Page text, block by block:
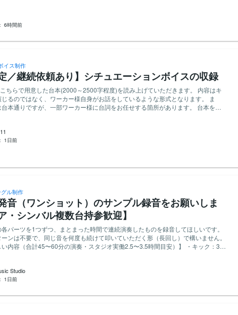
平坦すぎない自然な抑揚を希望します） - 録音環境: 静かな環境で、ノイ
はそれに準ずる高音質形式。
録
）に独占的・永続的・全世界を対象とした取消不能の利用許諾（改変・配
を含む）をお願いします。著作権の譲渡ではありません - 用途: 語学学習教材
動画・音声・配信プラットフォーム等、形式・地域・期間の制限なし）。商用利用
容は事前にご確認いただけます） - ご希望があればクレジット（お名前
- お見積もり金額と納期 - ナレーション・
す） 学習者が「全部聞き取れた」と感じられる、丁寧な朗
6時間前
イス制作
／継続依頼あり】シチュエーションボイスの収録
るのではなく、ワーカー様自身がお話をしているような形式となります。 ま
本通りですが、一部ワーカー様に台詞をお任せする箇所があります。 台本を読
や音楽など、声を使った活動をしている方 ・コンデンサーマイク等の音
材をお持ちの方(PC内臓マイクやピンマイク、スマホの録音機能はNG) 【 応募
1日前
ル制作
音（ワンショット）のサンプル録音をお願いしま
・シンバル複数台持参歓迎】
各パーツを1つずつ、まとまった時間で連続演奏したものを録音してほしいです。
ンは不要で、同じ音を何度も続けて叩いていただく形（長回し）で構いません。
内容（合計45〜60分の演奏・スタジオ実働2.5〜3.5時間目安）】 ・キック：3本
のまで） ・クラッシュ：3本（複数枚を使い分け） ・ライド：5本（複数枚を使い
枚 ・ライドシンバル数枚 【録音方法】 ・マイク2本での同時録音を
Studio
1日前